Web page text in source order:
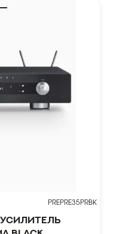
PREPRE35PRBK